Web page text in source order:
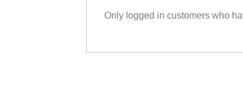
Only logged in customers who